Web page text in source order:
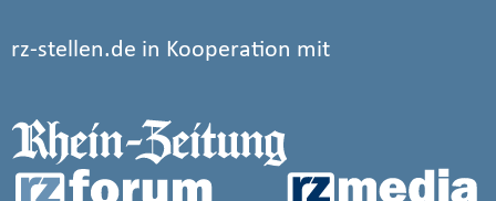
rz-stellen.de in Kooperation mit